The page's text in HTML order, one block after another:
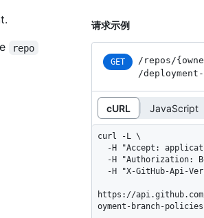
repo
请求示例
GET /repos/
/
cURL JavaScript
curl -L \
https://api.github.com/
oyment-branch-policies